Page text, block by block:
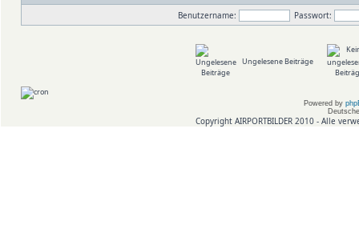
Benutzername:
Passwort:
Ungelesene Beiträge
Powered by
Copyright AIRPORTBILDER 2010 - Alle